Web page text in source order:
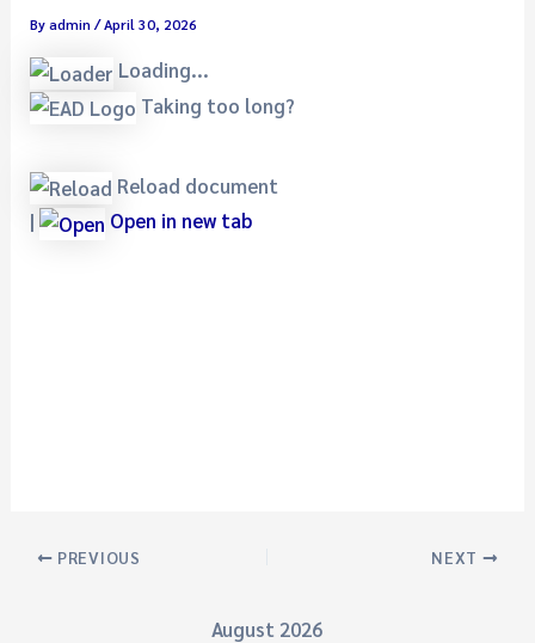
Byadmin/April 30, 2026
Loading...
Taking too long?
Reload document
|
Open in new tab
PREVIOUS NEXT
August 2026